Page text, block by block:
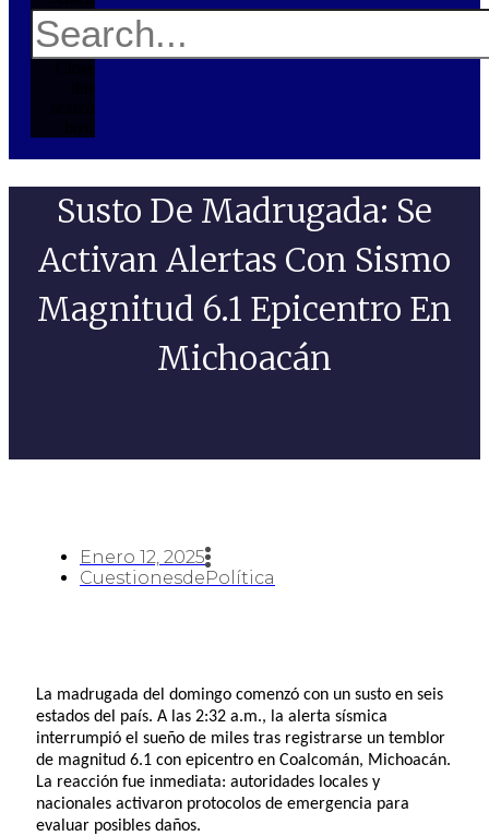
Susto De Madrugada: Se
Activan Alertas Con Sismo
Magnitud 6.1 Epicentro En
Michoacán
Enero 12, 2025
CuestionesdePolítica
La madrugada del domingo comenzó con un susto en seis
estados del país. A las 2:32 a.m., la alerta sísmica
interrumpió el sueño de miles tras registrarse un temblor
de magnitud 6.1 con epicentro en Coalcomán, Michoacán.
La reacción fue inmediata: autoridades locales y
nacionales activaron protocolos de emergencia para
evaluar posibles daños.